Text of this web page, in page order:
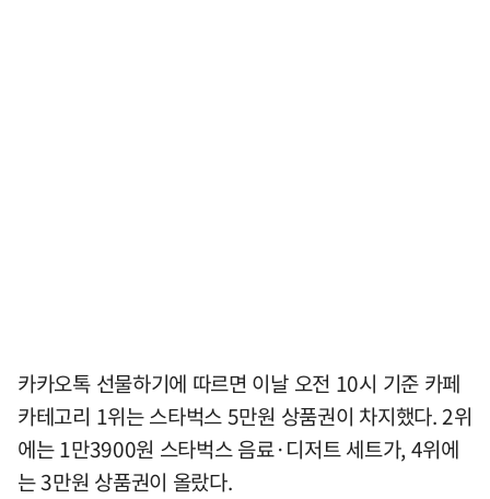
카카오톡 선물하기에 따르면 이날 오전 10시 기준 카페
카테고리 1위는 스타벅스 5만원 상품권이 차지했다. 2위
에는 1만3900원 스타벅스 음료·디저트 세트가, 4위에
는 3만원 상품권이 올랐다.